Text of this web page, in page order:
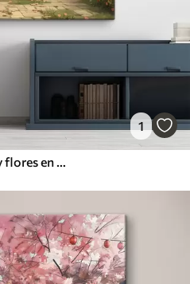
1
Parque japonés con árboles y flores en flor, bosque, casa de jardín, lago